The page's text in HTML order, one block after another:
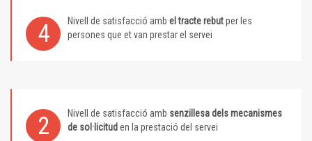
4 Nivell de satisfacció amb el tracte rebutper les
persones que et van prestar el servei
2 Nivell de satisfacció amb senzillesa dels mecanismes
de sol·licitud en la prestació del servei